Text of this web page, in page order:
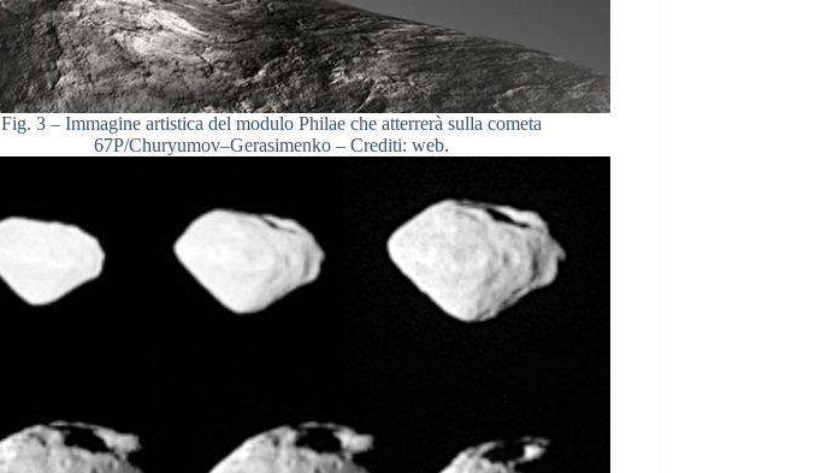
Fig. 3 – Immagine artistica del modulo Philae che atterrerà sulla cometa
67P/Churyumov–Gerasimenko – Crediti: web.